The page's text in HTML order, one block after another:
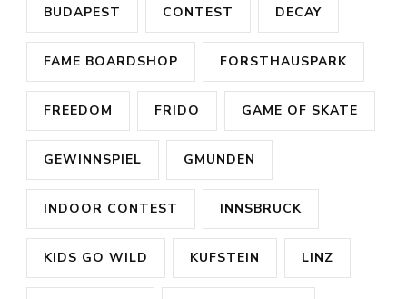
BUDAPEST CONTEST DECAY
FAME BOARDSHOP FORSTHAUSPARK
FREEDOM FRIDO GAME OF SKATE
GEWINNSPIEL GMUNDEN
INDOOR CONTEST INNSBRUCK
KIDS GO WILD KUFSTEIN LINZ